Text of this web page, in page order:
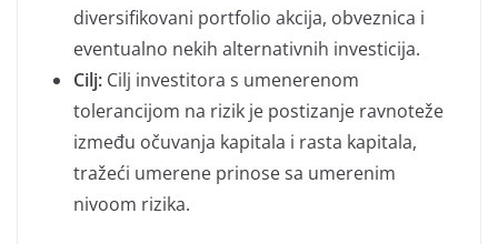
diversifikovani portfolio akcija, obveznica i
eventualno nekih alternativnih investicija.
Cilj: Cilj investitora s umenerenom
tolerancijom na rizik je postizanje ravnoteže
između očuvanja kapitala i rasta kapitala,
tražeći umerene prinose sa umerenim
nivoom rizika.